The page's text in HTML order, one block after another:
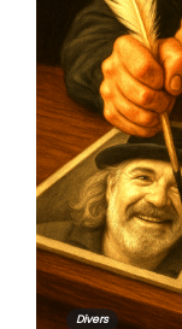
Divers